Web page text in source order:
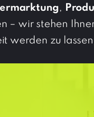
,
– wir stehen
werden zu